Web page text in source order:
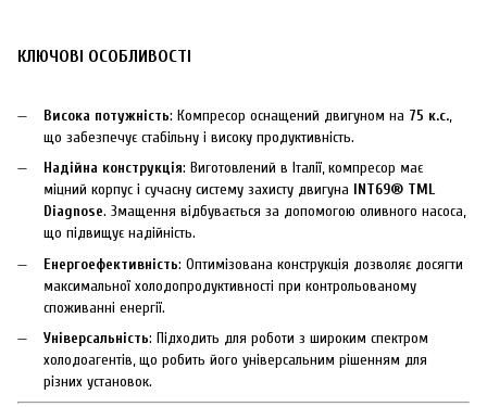
КЛЮЧОВІ ОСОБЛИВОСТІ
Висока потужність: Компресор оснащений двигуном на 75 к.с.,
що забезпечує стабільну і високу продуктивність.
Надійна конструкція: Виготовлений в Італії, компресор має
міцний корпус і сучасну систему захисту двигуна INT69® TML
Diagnose. Змащення відбувається за допомогою оливного насоса,
що підвищує надійність.
Енергоефективність: Оптимізована конструкція дозволяє досягти
максимальної холодопродуктивності при контрольованому
споживанні енергії.
Універсальність: Підходить для роботи з широким спектром
холодоагентів, що робить його універсальним рішенням для
різних установок.